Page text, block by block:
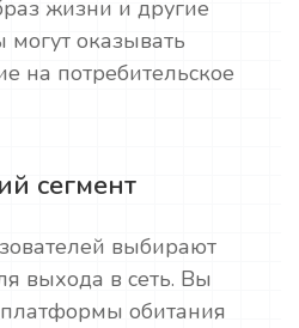
жизни и другие
оказывать
на потребительское
сегмент
выбирают
выхода в сеть. Вы
обитания